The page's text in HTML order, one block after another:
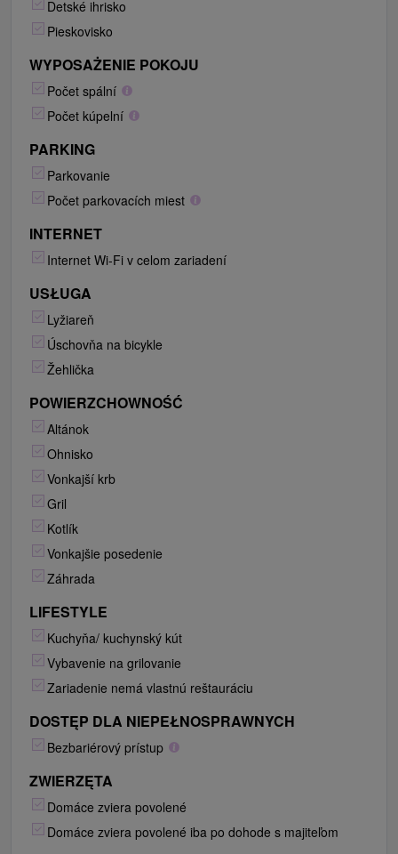
Detské ihrisko
Pieskovisko
WYPOSAŻENIE POKOJU
Počet spální
Počet kúpelní
PARKING
Parkovanie
Počet parkovacích miest
INTERNET
Internet Wi-Fi v celom zariadení
USŁUGA
Lyžiareň
Úschovňa na bicykle
Žehlička
POWIERZCHOWNOŚĆ
Altánok
Ohnisko
Vonkajší krb
Gril
Kotlík
Vonkajšie posedenie
Záhrada
LIFESTYLE
Kuchyňa/ kuchynský kút
Vybavenie na grilovanie
Zariadenie nemá vlastnú reštauráciu
DOSTĘP DLA NIEPEŁNOSPRAWNYCH
Bezbariérový prístup
ZWIERZĘTA
Domáce zviera povolené
Domáce zviera povolené iba po dohode s majiteľom